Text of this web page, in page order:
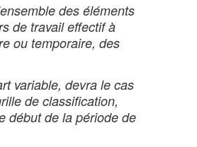
des éléments
de travail effectif à
ou temporaire, des
variable, devra le cas
de classification,
début de la période de